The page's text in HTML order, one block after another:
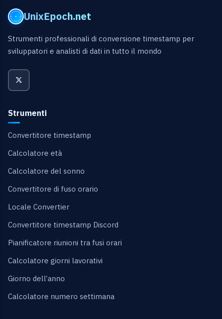
UnixEpoch.net
Strumenti professionali di conversione timestamp per
sviluppatori e analisti di dati in tutto il mondo
Strumenti
Convertitore timestamp
Calcolatore età
Calcolatore del sonno
Convertitore di fuso orario
Locale Convertier
Convertitore timestamp Discord
Pianificatore riunioni tra fusi orari
Calcolatore giorni lavorativi
Giorno dell’anno
Calcolatore numero settimana